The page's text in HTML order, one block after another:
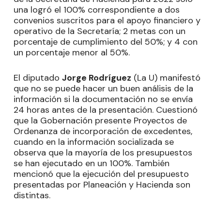
una logró el 100% correspondiente a dos
convenios suscritos para el apoyo financiero y
operativo de la Secretaría; 2 metas con un
porcentaje de cumplimiento del 50%; y 4 con
un porcentaje menor al 50%.
El diputado Jorge Rodríguez (La U) manifestó
que no se puede hacer un buen análisis de la
información si la documentación no se envía
24 horas antes de la presentación. Cuestionó
que la Gobernación presente Proyectos de
Ordenanza de incorporación de excedentes,
cuando en la información socializada se
observa que la mayoría de los presupuestos
se han ejecutado en un 100%. También
mencionó que la ejecución del presupuesto
presentadas por Planeación y Hacienda son
distintas.